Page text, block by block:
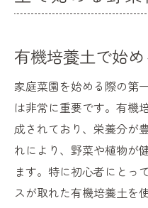
有機培養土の選び方
千葉県でおす
地域別有機培
有機培養土の
響
地域毎の有機
自分の地域に
栄養豊富な有機培
有機培養土で始
家庭菜園を始める際の第
は非常に重要です。有機
成されており、栄養分が
れにより、野菜や植物が
ます。特に初心者にとっ
スが取れた有機培養土を